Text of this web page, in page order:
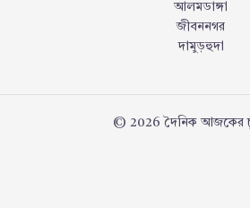
আলমডাঙ্গা
জীবননগর
দামুড়হুদা
© 2026 দৈনিক আজকের